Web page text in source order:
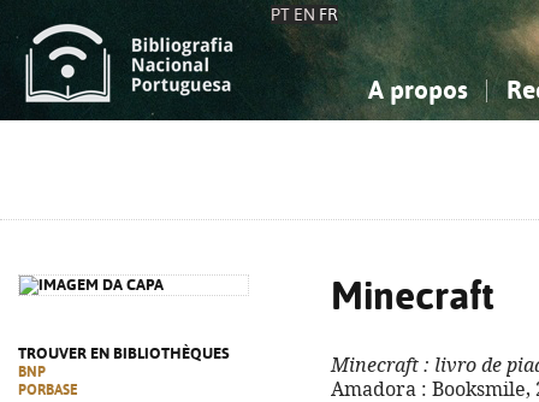
PT EN FR
A propos
TROUVER EN BIBLIOTHÈQUES
BNP
PORBASE
Minecraft
Minecraft : livro de
Amadora : Booksmile,